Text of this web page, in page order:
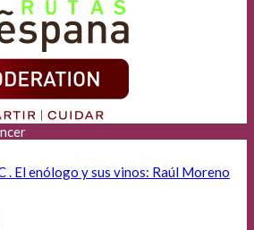
. El enólogo y sus vinos: Raúl Moreno